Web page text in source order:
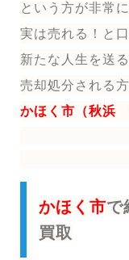
という方が非常
実は売れる！と
新たな人生を送る
売却処分される方
かほく市（秋浜
かほく市で
買取